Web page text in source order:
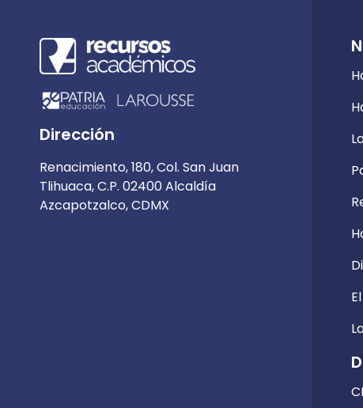
Dirección
Renacimiento, 180, Col. San Juan
Tlihuaca, C.P. 02400 Alcaldía
Azcapotzalco, CDMX